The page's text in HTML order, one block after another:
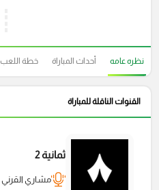
نظره عامه أحداث المباراة خطة اللعب
القنوات الناقلة للمباراة
ثمانية 2
مشاري القرني